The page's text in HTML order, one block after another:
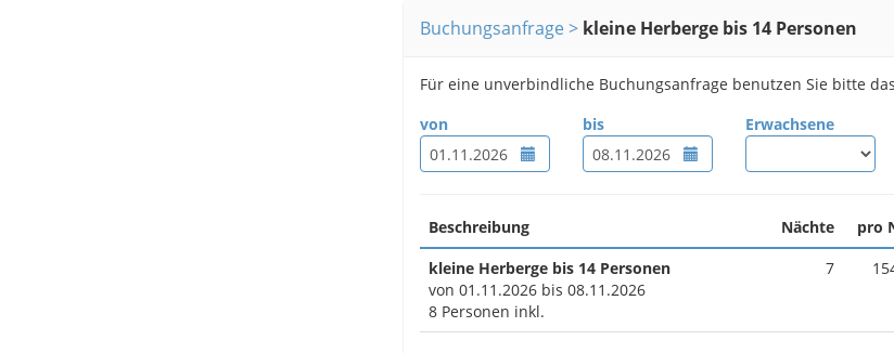
Buchungsanfrage kleine Herberge bis 14 Personen
Für eine unverbindliche Buchungsanfrage benutzen Sie bitte
von
bis Erwachsene
Beschreibung Nächte pro
kleine Herberge bis 14 Personen
von 01.11.2026 bis 08.11.2026
8 Personen inkl.
7